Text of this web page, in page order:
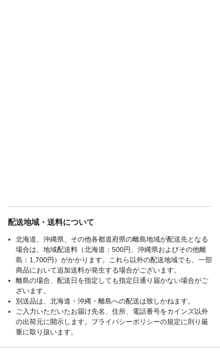
配送地域・送料について
北海道、沖縄県、その他各都道府県の離島地域が配送先となる
場合は、地域配送料（北海道：500円、沖縄県およびその他離
島：1,700円）がかかります。これら以外の配送地域でも、一部
商品において追加送料が発生する場合がございます。
離島の場合、配送日を指定しても指定日通り届かない場合がご
ざいます。
別送品は、北海道・沖縄・離島への配送は致しかねます。
ご入力いただいたお届け先名、住所、電話番号をカインズ以外
の出荷元に開示します。プライバシーポリシーの規定に則り厳
重に取り扱います。